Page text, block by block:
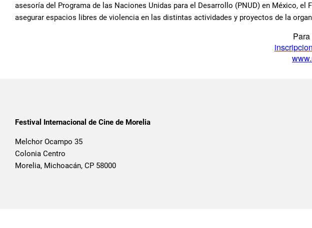
asesoría del Programa de las Naciones Unidas para el Desarrollo (PNUD) en México,
asegurar espacios libres de violencia en las distintas actividades y proyectos de la
Festival Internacional de Cine de Morelia
Melchor Ocampo 35
Colonia Centro
Morelia, Michoacán, CP 58000